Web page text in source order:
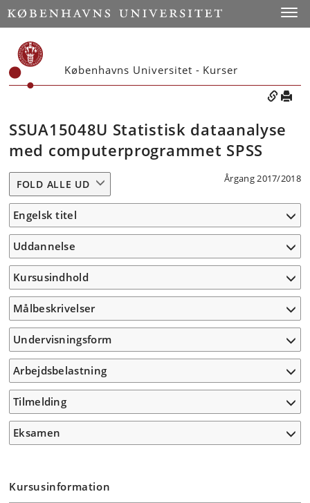
Københavns Universitet - Kurser
SSUA15048U Statistisk dataanalyse
med computerprogrammet SPSS
Årgang 2017/2018
FOLD ALLE UD
Engelsk titel
Uddannelse
Kursusindhold
Målbeskrivelser
Undervisningsform
Arbejdsbelastning
Tilmelding
Eksamen
Kursusinformation